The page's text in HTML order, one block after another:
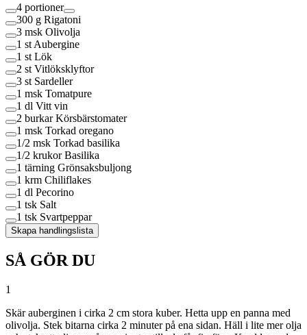
4 portioner
300 g Rigatoni
3 msk Olivolja
1 st Aubergine
1 st Lök
2 st Vitlöksklyftor
3 st Sardeller
1 msk Tomatpure
1 dl Vitt vin
2 burkarKörsbärstomater
1 msk Torkad oregano
1/2 msk Torkad basilika
1/2 krukorBasilika
1 tärning Grönsaksbuljong
1 krm Chiliflakes
1 dl Pecorino
1 tsk Salt
1 tsk Svartpeppar
Skapa handlingslista
SÅ GÖR DU
1
Skär auberginen i cirka 2 cm stora kuber. Hetta upp en panna med
olivolja. Stek bitarna cirka 2 minuter på ena sidan. Häll i lite mer olja